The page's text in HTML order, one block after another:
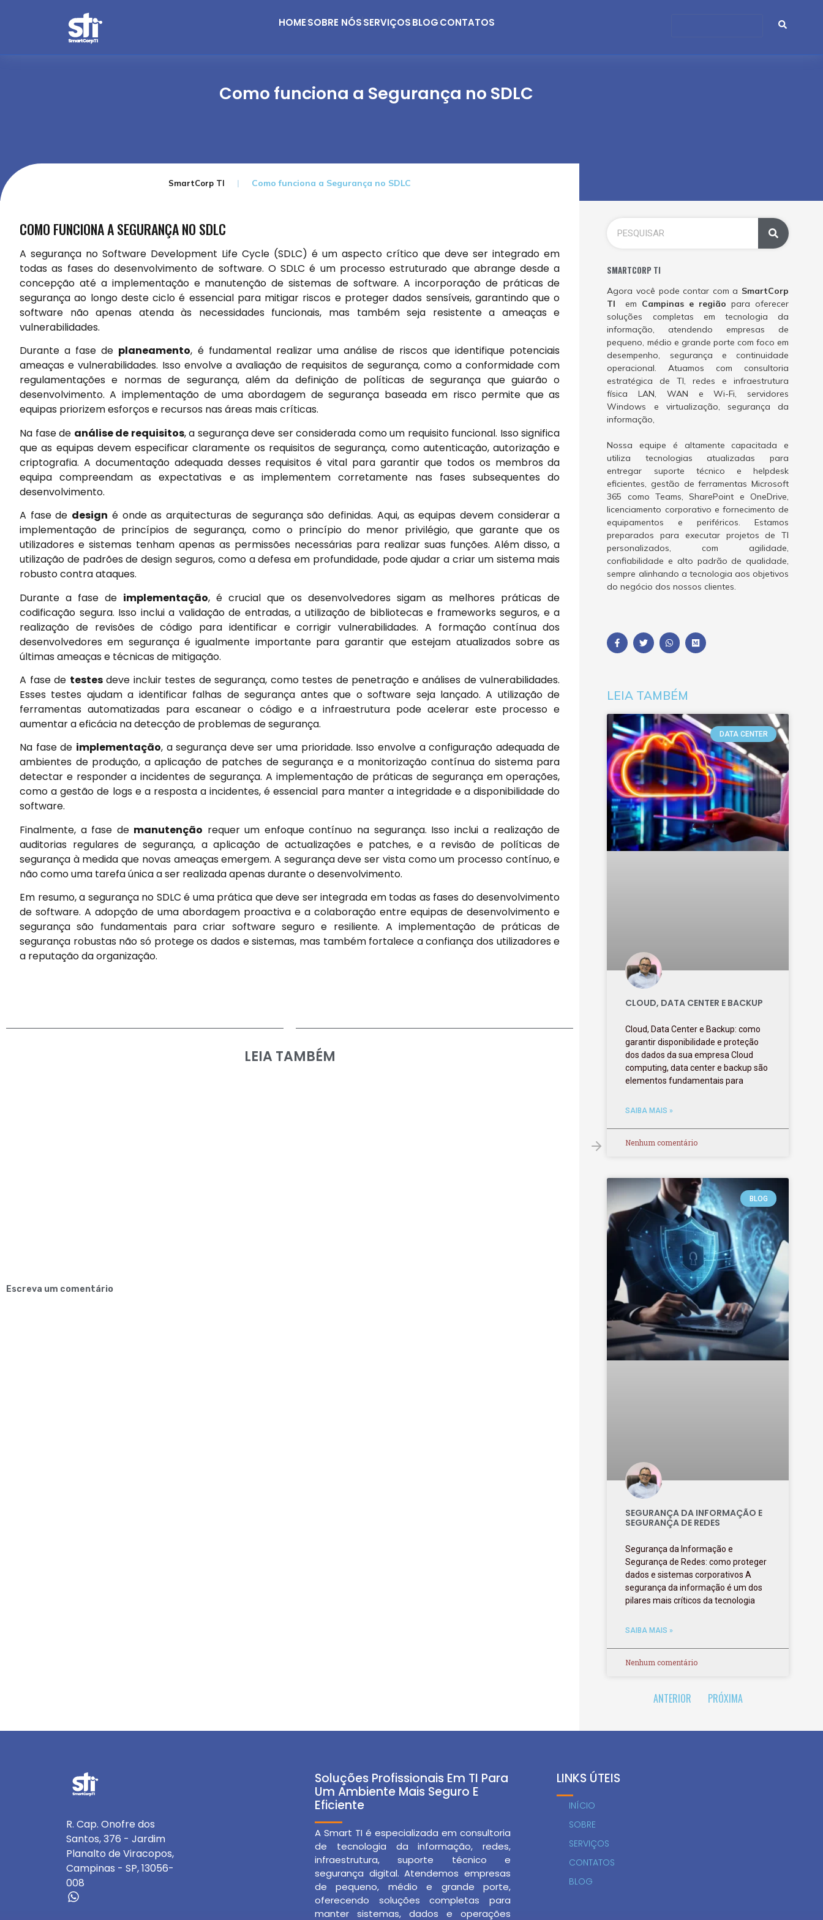
HOMESOBRE NÓSSERVIÇOSBLOGCONTATOS
Como funciona a Segurança no SDLC
SmartCorp TI Como funciona a Segurança no SDLC
COMO FUNCIONA A SEGURANÇA NO SDLC
A segurança no Software Development Life Cycle (SDLC) é um aspecto crítico que deve ser integrado em
todas as fases do desenvolvimento de software. O SDLC é um processo estruturado que abrange desde a
concepção até a implementação e manutenção de sistemas de software. A incorporação de práticas de
segurança ao longo deste ciclo é essencial para mitigar riscos e proteger dados sensíveis, garantindo que o
software não apenas atenda às necessidades funcionais, mas também seja resistente a ameaças e
vulnerabilidades.
Durante a fase de planeamento, é fundamental realizar uma análise de riscos que identifique potenciais
ameaças e vulnerabilidades. Isso envolve a avaliação de requisitos de segurança, como a conformidade com
regulamentações e normas de segurança, além da definição de políticas de segurança que guiarão o
desenvolvimento. A implementação de uma abordagem de segurança baseada em risco permite que as
equipas priorizem esforços e recursos nas áreas mais críticas.
Na fase de análise de requisitos, a segurança deve ser considerada como um requisito funcional. Isso significa
que as equipas devem especificar claramente os requisitos de segurança, como autenticação, autorização e
criptografia. A documentação adequada desses requisitos é vital para garantir que todos os membros da
equipa compreendam as expectativas e as implementem corretamente nas fases subsequentes do
desenvolvimento.
A fase de design é onde as arquitecturas de segurança são definidas. Aqui, as equipas devem considerar a
implementação de princípios de segurança, como o princípio do menor privilégio, que garante que os
utilizadores e sistemas tenham apenas as permissões necessárias para realizar suas funções. Além disso, a
utilização de padrões de design seguros, como a defesa em profundidade, pode ajudar a criar um sistema mais
robusto contra ataques.
Durante a fase de implementação, é crucial que os desenvolvedores sigam as melhores práticas de
codificação segura. Isso inclui a validação de entradas, a utilização de bibliotecas e frameworks seguros, e a
realização de revisões de código para identificar e corrigir vulnerabilidades. A formação contínua dos
desenvolvedores em segurança é igualmente importante para garantir que estejam atualizados sobre as
últimas ameaças e técnicas de mitigação.
A fase de testesdeve incluir testes de segurança, como testes de penetração e análises de vulnerabilidades.
Esses testes ajudam a identificar falhas de segurança antes que o software seja lançado. A utilização de
ferramentas automatizadas para escanear o código e a infraestrutura pode acelerar este processo e
aumentar a eficácia na detecção de problemas de segurança.
Na fase de implementação, a segurança deve ser uma prioridade. Isso envolve a configuração adequada de
ambientes de produção, a aplicação de patches de segurança e a monitorização contínua do sistema para
detectar e responder a incidentes de segurança. A implementação de práticas de segurança em operações,
como a gestão de logs e a resposta a incidentes, é essencial para manter a integridade e a disponibilidade do
software.
Finalmente, a fase de manutenção requer um enfoque contínuo na segurança. Isso inclui a realização de
auditorias regulares de segurança, a aplicação de actualizações e patches, e a revisão de políticas de
segurança à medida que novas ameaças emergem. A segurança deve ser vista como um processo contínuo, e
não como uma tarefa única a ser realizada apenas durante o desenvolvimento.
Em resumo, a segurança no SDLC é uma prática que deve ser integrada em todas as fases do desenvolvimento
de software. A adopção de uma abordagem proactiva e a colaboração entre equipas de desenvolvimento e
segurança são fundamentais para criar software seguro e resiliente. A implementação de práticas de
segurança robustas não só protege os dados e sistemas, mas também fortalece a confiança dos utilizadores e
a reputação da organização.
LEIA TAMBÉM
Escreva um comentário
SMARTCORP TI
Agora você pode contar com a SmartCorp
TI em Campinas e região para oferecer
soluções completas em tecnologia da
informação, atendendo empresas de
pequeno, médio e grande porte com foco em
desempenho, segurança e continuidade
operacional. Atuamos com consultoria
estratégica de TI, redes e infraestrutura
física LAN, WAN e Wi-Fi, servidores
Windows e virtualização, segurança da
informação,
Nossa equipe é altamente capacitada e
utiliza tecnologias atualizadas para
entregar suporte técnico e helpdesk
eficientes, gestão de ferramentas Microsoft
365 como Teams, SharePoint e OneDrive,
licenciamento corporativo e fornecimento de
equipamentos e periféricos. Estamos
preparados para executar projetos de TI
personalizados, com agilidade,
confiabilidade e alto padrão de qualidade,
sempre alinhando a tecnologia aos objetivos
do negócio dos nossos clientes.
LEIA TAMBÉM
DATA CENTER
CLOUD, DATA CENTER E BACKUP
Cloud, Data Center e Backup: como
garantir disponibilidade e proteção
dos dados da sua empresa Cloud
computing, data center e backup são
elementos fundamentais para
SAIBA MAIS »
Nenhum comentário
BLOG
SEGURANÇA DA INFORMAÇÃO E
SEGURANÇA DE REDES
Segurança da Informação e
Segurança de Redes: como proteger
dados e sistemas corporativos A
segurança da informação é um dos
pilares mais críticos da tecnologia
SAIBA MAIS »
Nenhum comentário
ANTERIOR PRÓXIMA
R. Cap. Onofre dos
Santos, 376 - Jardim
Planalto de Viracopos,
Campinas - SP, 13056-
008
Soluções Profissionais Em TI Para
Um Ambiente Mais Seguro E
Eficiente
A Smart TI é especializada em consultoria
de tecnologia da informação, redes,
infraestrutura, suporte técnico e
segurança digital. Atendemos empresas
de pequeno, médio e grande porte,
oferecendo soluções completas para
manter sistemas, dados e operações
LINKS ÚTEIS
INÍCIO
SOBRE
SERVIÇOS
CONTATOS
BLOG